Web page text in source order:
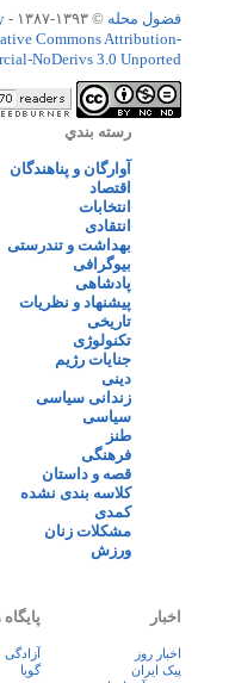
فضول محله © ۱۳۹۳-۱۳۸۷ -
Commons Attribution-
NoDerivs 3.0 Unported
رسته بندي
آوارگان و پناهندگان
اقتصاد
انتخابات
انتقادی
بهداشت و تندرستی
بیوگرافی
پادشاهی
پیشنهاد و نظریات
تاریخی
تکنولوژی
جنایات رژیم
دینی
زندانی سیاسی
سیاسی
طنز
فرهنگی
قصه و داستان
کلاسه بندی نشده
کمدی
مشکلات زنان
ورزش
اخبار
اخبار روز
پيک ايران
آزادگی
گویا